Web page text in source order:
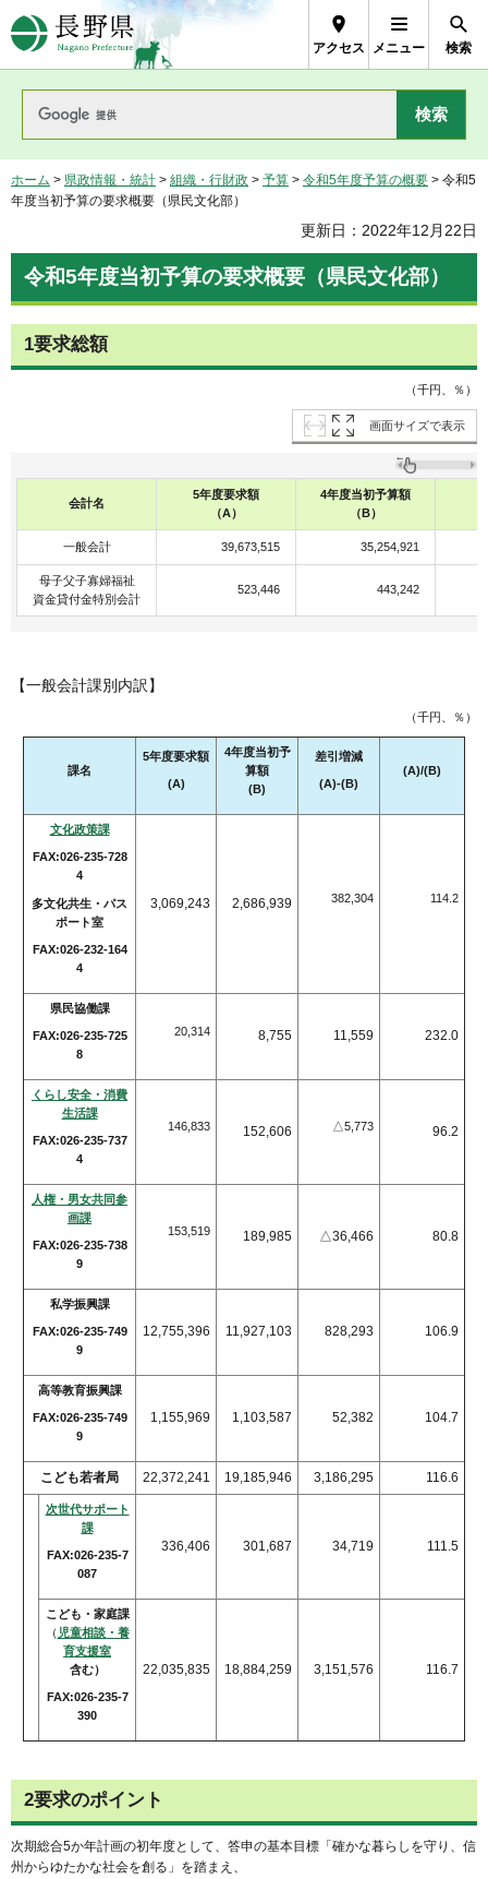
長野県Nagano Prefecture
アクセス メニュー 検索
ホーム > 県政情報・統計 > 組織・行財政 > 予算 > 令和5年度予算の概要 > 令和5
年度当初予算の要求概要（県民文化部）
更新日：2022年12月22日
令和5年度当初予算の要求概要（県民文化部）
1要求総額
（千円、％）
画面サイズで表示
会計名
5年度要求額
（A）
4年度当初予算額
（B）
一般会計 39,673,515 35,254,921
母子父子寡婦福祉
資金貸付金特別会計
523,446 443,242
【一般会計課別内訳】
（千円、％）
課名
5年度要求額
(A)
4年度当初予
算額
(B)
差引増減
(A)-(B)
(A)/(B)
文化政策課
FAX:026-235-728
4
多文化共生・パス
ポート室
FAX:026-232-164
4
3,069,243 2,686,939 382,304 114.2
県民協働課
FAX:026-235-725
8
20,314 8,755 11,559 232.0
くらし安全・消費
生活課
FAX:026-235-737
4
146,833 152,606 △5,773 96.2
人権・男女共同参
画課
FAX:026-235-738
9
153,519 189,985 △36,466 80.8
私学振興課
FAX:026-235-749
9
12,755,396 11,927,103 828,293 106.9
高等教育振興課
FAX:026-235-749
9
1,155,969 1,103,587 52,382 104.7
こども若者局 22,372,241 19,185,946 3,186,295 116.6
次世代サポート
課
FAX:026-235-7
087
336,406 301,687 34,719 111.5
こども・家庭課
（ 児童相談・養
育支援室
含む）
FAX:026-235-7
390
22,035,835 18,884,259 3,151,576 116.7
2要求のポイント
次期総合5か年計画の初年度として、答申の基本目標「確かな暮らしを守り、信
州からゆたかな社会を創る」を踏まえ、